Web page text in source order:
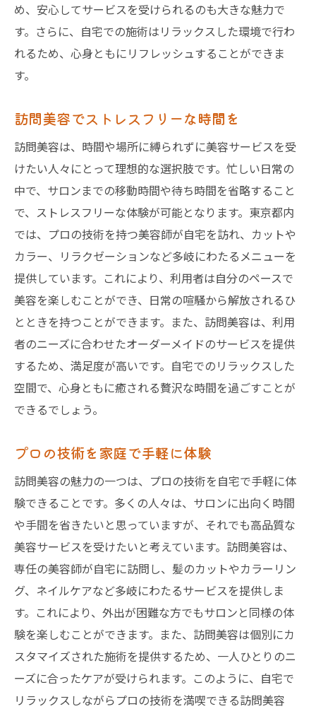
め、安心してサービスを受けられるのも大きな魅力で
す。さらに、自宅での施術はリラックスした環境で行わ
れるため、心身ともにリフレッシュすることができま
す。
訪問美容でストレスフリーな時間を
訪問美容は、時間や場所に縛られずに美容サービスを受
けたい人々にとって理想的な選択肢です。忙しい日常の
中で、サロンまでの移動時間や待ち時間を省略すること
で、ストレスフリーな体験が可能となります。東京都内
では、プロの技術を持つ美容師が自宅を訪れ、カットや
カラー、リラクゼーションなど多岐にわたるメニューを
提供しています。これにより、利用者は自分のペースで
美容を楽しむことができ、日常の喧騒から解放されるひ
とときを持つことができます。また、訪問美容は、利用
者のニーズに合わせたオーダーメイドのサービスを提供
するため、満足度が高いです。自宅でのリラックスした
空間で、心身ともに癒される贅沢な時間を過ごすことが
できるでしょう。
プロの技術を家庭で手軽に体験
訪問美容の魅力の一つは、プロの技術を自宅で手軽に体
験できることです。多くの人々は、サロンに出向く時間
や手間を省きたいと思っていますが、それでも高品質な
美容サービスを受けたいと考えています。訪問美容は、
専任の美容師が自宅に訪問し、髪のカットやカラーリン
グ、ネイルケアなど多岐にわたるサービスを提供しま
す。これにより、外出が困難な方でもサロンと同様の体
験を楽しむことができます。また、訪問美容は個別にカ
スタマイズされた施術を提供するため、一人ひとりのニ
ーズに合ったケアが受けられます。このように、自宅で
リラックスしながらプロの技術を満喫できる訪問美容